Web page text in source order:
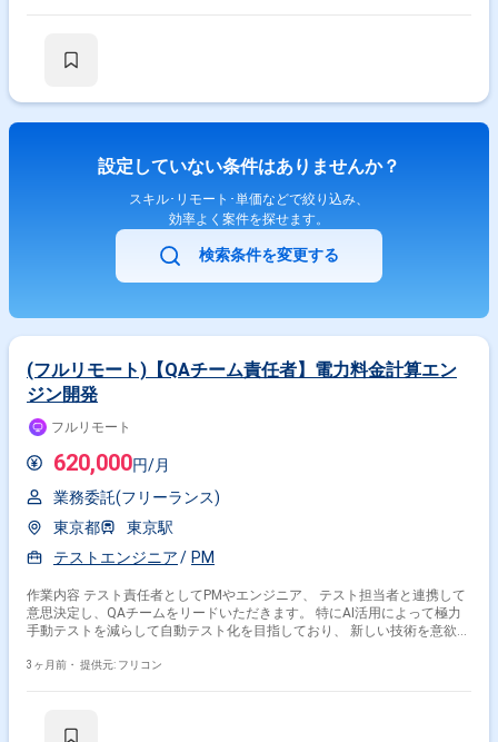
設定していない条件はありませんか？
スキル･リモート･単価などで絞り込み、
効率よく案件を探せます。
検索条件を変更する
(フルリモート)【QAチーム責任者】電力料金計算エン
ジン開発
フルリモート
620,000円/月
業務委託(フリーランス)
東京都
東京駅
テストエンジニア
PM
作業内容 テスト責任者としてPMやエンジニア、 テスト担当者と連携して
意思決定し、QAチームをリードいただきます。 特にAI活用によって極力
手動テストを減らして自動テスト化を目指しており、 新しい技術を意欲的
3ヶ月前・ 提供元: フリコン